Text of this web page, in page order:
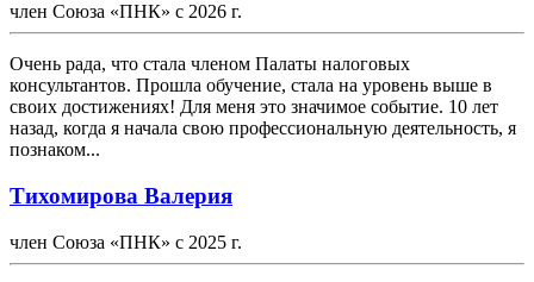
член Союза «ПНК» с 2026 г.
Очень рада, что стала членом Палаты налоговых
консультантов. Прошла обучение, стала на уровень выше в
своих достижениях! Для меня это значимое событие. 10 лет
назад, когда я начала свою профессиональную деятельность, я
познаком...
Тихомирова Валерия
член Союза «ПНК» с 2025 г.